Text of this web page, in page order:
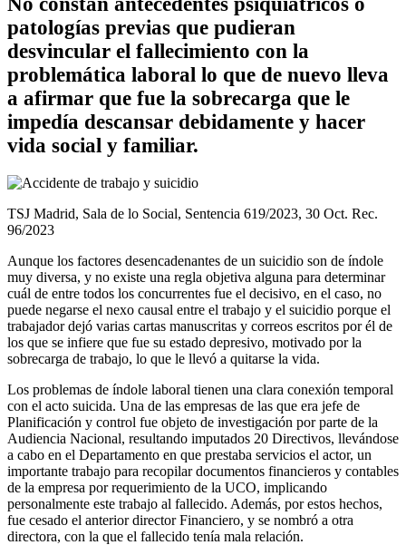
patologías previas que pudieran
desvincular el fallecimiento con la
problemática laboral lo que de nuevo lleva
a afirmar que fue la sobrecarga que le
impedía descansar debidamente y hacer
vida social y familiar.
TSJ Madrid, Sala de lo Social, Sentencia 619/2023, 30 Oct. Rec.
96/2023
Aunque los factores desencadenantes de un suicidio son de índole
muy diversa, y no existe una regla objetiva alguna para determinar
cuál de entre todos los concurrentes fue el decisivo, en el caso, no
puede negarse el nexo causal entre el trabajo y el suicidio porque el
trabajador dejó varias cartas manuscritas y correos escritos por él de
los que se infiere que fue su estado depresivo, motivado por la
sobrecarga de trabajo, lo que le llevó a quitarse la vida.
Los problemas de índole laboral tienen una clara conexión temporal
con el acto suicida. Una de las empresas de las que era jefe de
Planificación y control fue objeto de investigación por parte de la
Audiencia Nacional, resultando imputados 20 Directivos, llevándose
a cabo en el Departamento en que prestaba servicios el actor, un
importante trabajo para recopilar documentos financieros y contables
de la empresa por requerimiento de la UCO, implicando
personalmente este trabajo al fallecido. Además, por estos hechos,
fue cesado el anterior director Financiero, y se nombró a otra
directora, con la que el fallecido tenía mala relación.